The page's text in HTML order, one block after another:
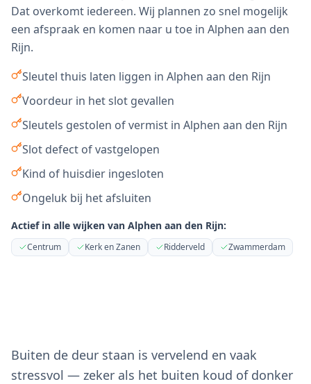
Dat overkomt iedereen. Wij plannen zo snel mogelijk
een afspraak en komen naar u toe in Alphen aan den
Rijn.
Sleutel thuis laten liggen in Alphen aan den Rijn
Voordeur in het slot gevallen
Sleutels gestolen of vermist in Alphen aan den Rijn
Slot defect of vastgelopen
Kind of huisdier ingesloten
Ongeluk bij het afsluiten
Actief in alle wijken van Alphen aan den Rijn:
Centrum Kerk en Zanen Ridderveld Zwammerdam
Buiten de deur staan is vervelend en vaak
stressvol — zeker als het buiten koud of donker